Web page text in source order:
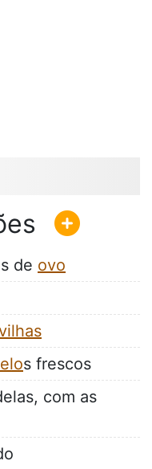
de ovo
s frescos
com as